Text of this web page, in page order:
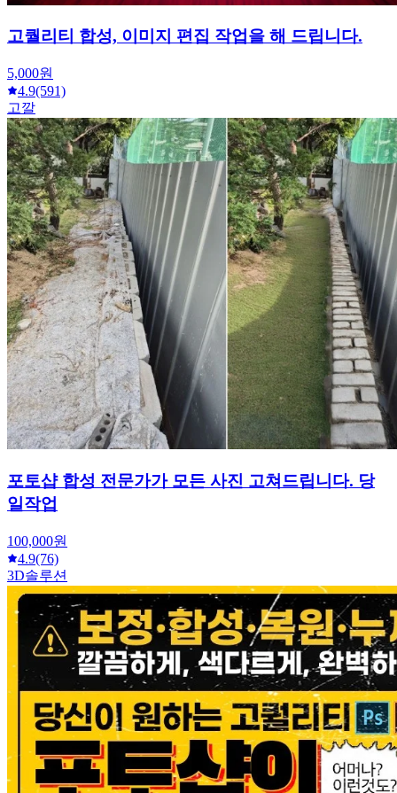
고퀄리티 합성, 이미지 편집 작업을 해 드립니다.
5,000원
4.9(591)
고깔
포토샵 합성 전문가가 모든 사진 고쳐드립니다. 당
일작업
100,000원
4.9(76)
3D솔루션